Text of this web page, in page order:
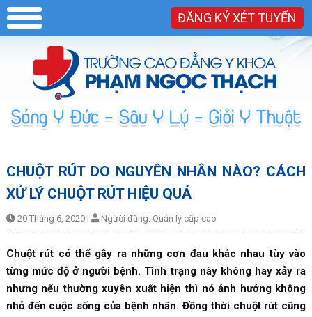
ĐĂNG KÝ XÉT TUYỂN
CHUỘT RÚT DO NGUYÊN NHÂN NÀO? CÁCH
XỬ LÝ CHUỘT RÚT HIỆU QUẢ
20 Tháng 6, 2020 | Người đăng: Quản lý cấp cao
Chuột rút có thể gây ra những cơn đau khác nhau tùy vào
từng mức độ ở người bệnh. Tình trạng này không hay xảy ra
nhưng nếu thường xuyên xuất hiện thì nó ảnh hưởng không
nhỏ đến cuộc sống của bệnh nhân. Đồng thời chuột rút cũng